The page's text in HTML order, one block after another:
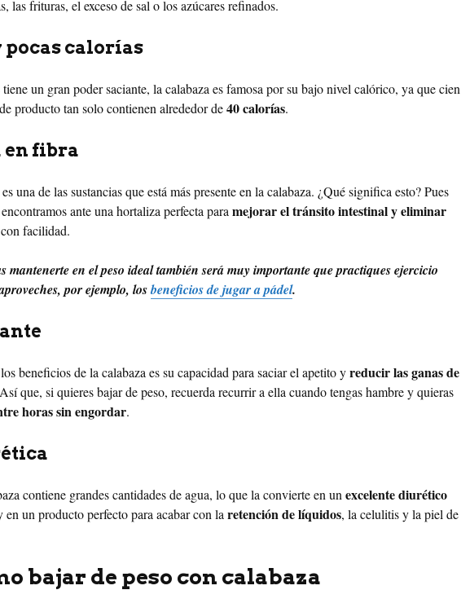
las frituras, el exceso de sal o los azúcares refinados.
pocas calorías
un gran poder saciante, la calabaza es famosa por su bajo nivel calórico, ya que cien
producto tan solo contienen alrededor de40 calorías.
en fibra
una de las sustancias que está más presente en la calabaza. ¿Qué significa esto? Pues
ante una hortaliza perfecta paramejorar el tránsito intestinal y eliminar
con facilidad.
mantenerte en el peso ideal también será muy importante que practiques ejercicio
por ejemplo, losbeneficios de jugar a pádel.
beneficios de la calabaza es su capacidad para saciar el apetito yreducir las ganas de
que, si quieres bajar de peso, recuerda recurrir a ella cuando tengas hambre y quieras
horas sin engordar.
contiene grandes cantidades de agua, lo que la convierte en unexcelente diurético
en un producto perfecto para acabar con laretención de líquidos, la celulitis y la piel de
bajar de peso con calabaza